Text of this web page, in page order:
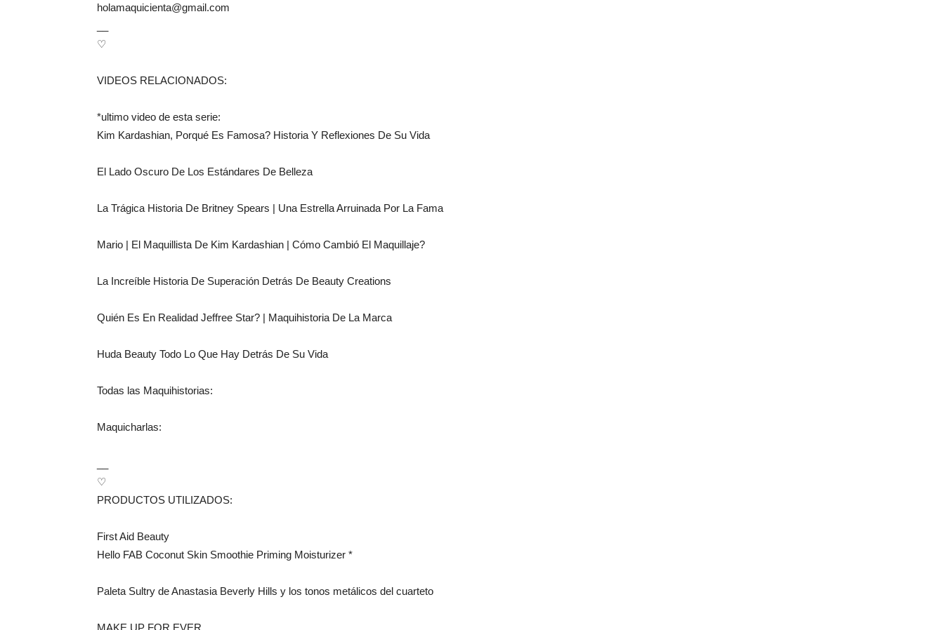
holamaquicienta@gmail.com
♡
VIDEOS RELACIONADOS:
*ultimo video de esta serie:
Kim Kardashian, Porqué Es Famosa? Historia Y Reflexiones De Su Vida
El Lado Oscuro De Los Estándares De Belleza
La Trágica Historia De Britney Spears | Una Estrella Arruinada Por La Fama
Mario | El Maquillista De Kim Kardashian | Cómo Cambió El Maquillaje?
La Increíble Historia De Superación Detrás De Beauty Creations
Quién Es En Realidad Jeffree Star? | Maquihistoria De La Marca
Huda Beauty Todo Lo Que Hay Detrás De Su Vida
Todas las Maquihistorias:
Maquicharlas:
♡
PRODUCTOS UTILIZADOS:
First Aid Beauty
Hello FAB Coconut Skin Smoothie Priming Moisturizer *
Paleta Sultry de Anastasia Beverly Hills y los tonos metálicos del cuarteto
MAKE UP FOR EVER